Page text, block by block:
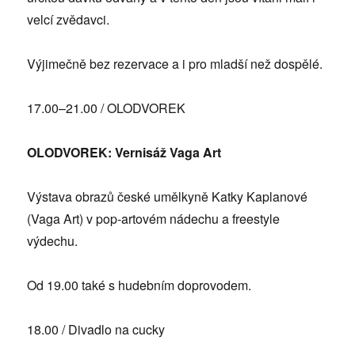
velcí zvědavci.
Výjimečně bez rezervace a i pro mladší než dospělé.
17.00–21.00 / OLODVOREK
OLODVOREK: Vernisáž Vaga Art
Výstava obrazů české umělkyně Katky Kaplanové
(Vaga Art) v pop-artovém nádechu a freestyle
výdechu.
Od 19.00 také s hudebním doprovodem.
18.00 / Divadlo na cucky